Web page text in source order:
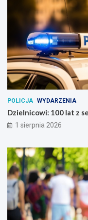
POLICJA WYDARZENIA
Dzielnicowi: 100 lat z
1 sierpnia 2026